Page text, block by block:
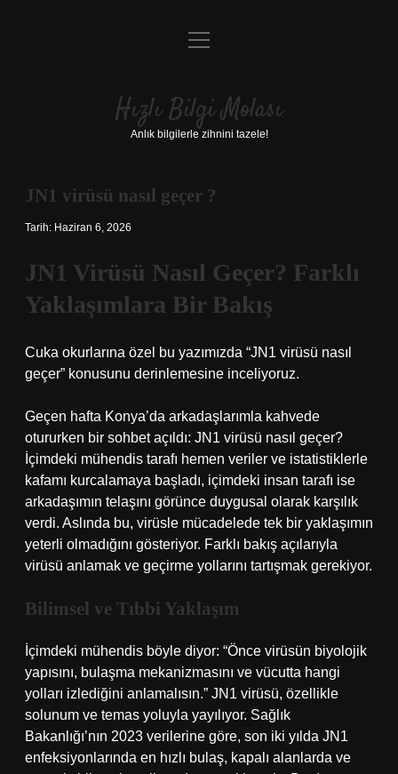
Anasayfa
Yasal Uyarı
menüyü
Hızlı Bilgi Molası
Anlık bilgilerle zihnini tazele!
JN1 virüsü nasıl geçer ?
Tarih: Haziran 6, 2026
JN1 Virüsü Nasıl Geçer? Farklı
Yaklaşımlara Bir Bakış
Cuka okurlarına özel bu yazımızda “JN1 virüsü nasıl
geçer” konusunu derinlemesine inceliyoruz.
Geçen hafta Konya’da arkadaşlarımla kahvede
otururken bir sohbet açıldı: JN1 virüsü nasıl geçer?
İçimdeki mühendis tarafı hemen veriler ve istatistiklerle
kafamı kurcalamaya başladı, içimdeki insan tarafı ise
arkadaşımın telaşını görünce duygusal olarak karşılık
verdi. Aslında bu, virüsle mücadelede tek bir yaklaşımın
yeterli olmadığını gösteriyor. Farklı bakış açılarıyla
virüsü anlamak ve geçirme yollarını tartışmak gerekiyor.
Bilimsel ve Tıbbi Yaklaşım
İçimdeki mühendis böyle diyor: “Önce virüsün biyolojik
yapısını, bulaşma mekanizmasını ve vücutta hangi
yolları izlediğini anlamalısın.” JN1 virüsü, özellikle
solunum ve temas yoluyla yayılıyor. Sağlık
Bakanlığı’nın 2023 verilerine göre, son iki yılda JN1
enfeksiyonlarında en hızlı bulaş, kapalı alanlarda ve